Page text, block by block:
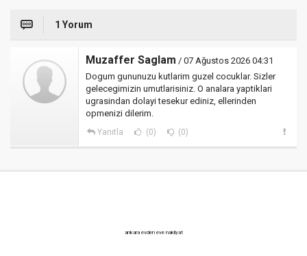
1 Yorum
Muzaffer Saglam / 07 Ağustos 2026 04:31
Dogum gununuzu kutlarim guzel cocuklar. Sizler
gelecegimizin umutlarisiniz. O analara yaptiklari
ugrasindan dolayi tesekur ediniz, ellerinden
opmenizi dilerim.
Yanıtla (0) (0)
ankara evden eve nakliyat